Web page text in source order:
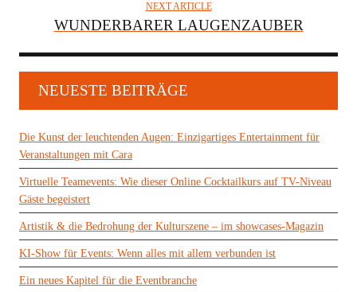
NEXT ARTICLE
WUNDERBARER LAUGENZAUBER
NEUESTE BEITRÄGE
Die Kunst der leuchtenden Augen: Einzigartiges Entertainment für
Veranstaltungen mit Cara
Virtuelle Teamevents: Wie dieser Online Cocktailkurs auf TV-Niveau
Gäste begeistert
Artistik & die Bedrohung der Kulturszene – im showcases-Magazin
KI-Show für Events: Wenn alles mit allem verbunden ist
Ein neues Kapitel für die Eventbranche